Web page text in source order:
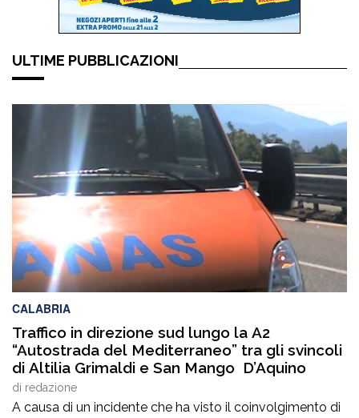
ULTIME PUBBLICAZIONI
CALABRIA
Traffico in direzione sud lungo la A2
“Autostrada del Mediterraneo” tra gli svincoli
di Altilia Grimaldi e San Mango D’Aquino
di redazione
A causa di un incidente che ha visto il coinvolgimento di